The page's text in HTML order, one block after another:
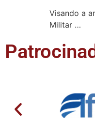
Visando a
Militar …